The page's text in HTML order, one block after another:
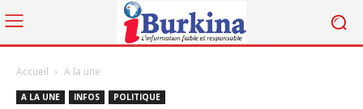
Accueil A la une
A LA UNE INFOS POLITIQUE